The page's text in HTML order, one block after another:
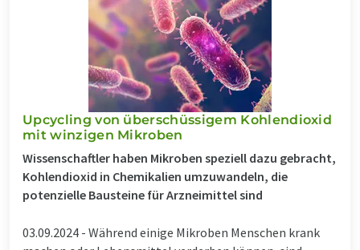
Upcycling von überschüssigem Kohlendioxid
mit winzigen Mikroben
Wissenschaftler haben Mikroben speziell dazu gebracht,
Kohlendioxid in Chemikalien umzuwandeln, die
potenzielle Bausteine für Arzneimittel sind
03.09.2024 - Während einige Mikroben Menschen krank